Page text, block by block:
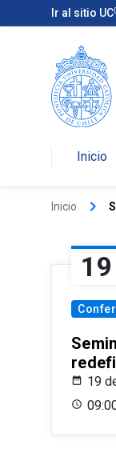
Ir al sitio UC
Inicio
Inicio keyboard_arrow_right
19
19